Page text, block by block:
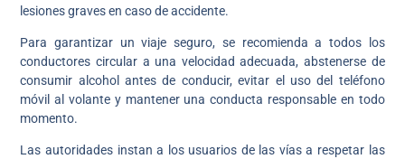
lesiones graves en caso de accidente.
Para garantizar un viaje seguro, se recomienda a todos los
conductores circular a una velocidad adecuada, abstenerse de
consumir alcohol antes de conducir, evitar el uso del teléfono
móvil al volante y mantener una conducta responsable en todo
momento.
Las autoridades instan a los usuarios de las vías a respetar las